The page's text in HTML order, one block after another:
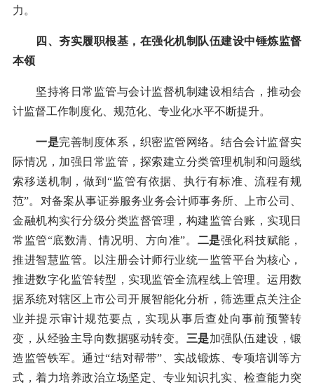
力。
四、夯实履职根基，在强化机制队伍建设中锤炼监督
本领
坚持将日常监管与会计监督机制建设相结合，推动会
计监督工作制度化、规范化、专业化水平不断提升。
一是完善制度体系，织密监管网络。结合会计监督实
际情况，加强日常监管，探索建立分类管理机制和问题线
索移送机制，做到“监管有依据、执行有标准、流程有规
范”。对备案从事证券服务业务会计师事务所、上市公司、
金融机构实行分级分类监督管理，构建监管台账，实现日
常监管“底数清、情况明、方向准”。 二是强化科技赋能，
推进智慧监管。以注册会计师行业统一监管平台为核心，
推进数字化监管转型，实现监管全流程线上管理。运用数
据系统对辖区上市公司开展智能化分析，筛选重点关注企
业并提示审计规范要点，实现从事后查处向事前预警转
变，从经验主导向数据驱动转变。 三是加强队伍建设，锻
造监管铁军。通过“结对帮带”、实战锻炼、专项培训等方
式，着力培养政治立场坚定、专业知识扎实、检查能力突